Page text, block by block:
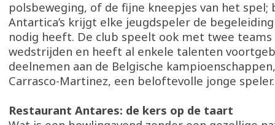
polsbeweging, of de fijne kneepjes van het spel;
Antartica’s krijgt elke jeugdspeler de
nodig heeft. De club speelt ook met twee
wedstrijden en heeft al enkele talenten
deelnemen aan de Belgische
Carrasco-Martinez, een beloftevolle jonge speler.
Restaurant Antares: de kers op de taart